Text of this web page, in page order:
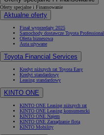
Oferty specjalne i Finansowanie
Aktualne oferty
Finał wyprzedaży 2025
Samochody dostawcze Toyota Professional
Oferta biznesowa
Auta używane
Toyota Financial Services
Kredyt niższych rat Toyota Easy
Kredyt standardowy
Leasing standardowy
KINTO ONE
KINTO ONE Leasing niższych rat
KINTO ONE Leasing konsumencki
KINTO ONE Najem
KINTO ONE Zarządzanie flotą
KINTO Mobility